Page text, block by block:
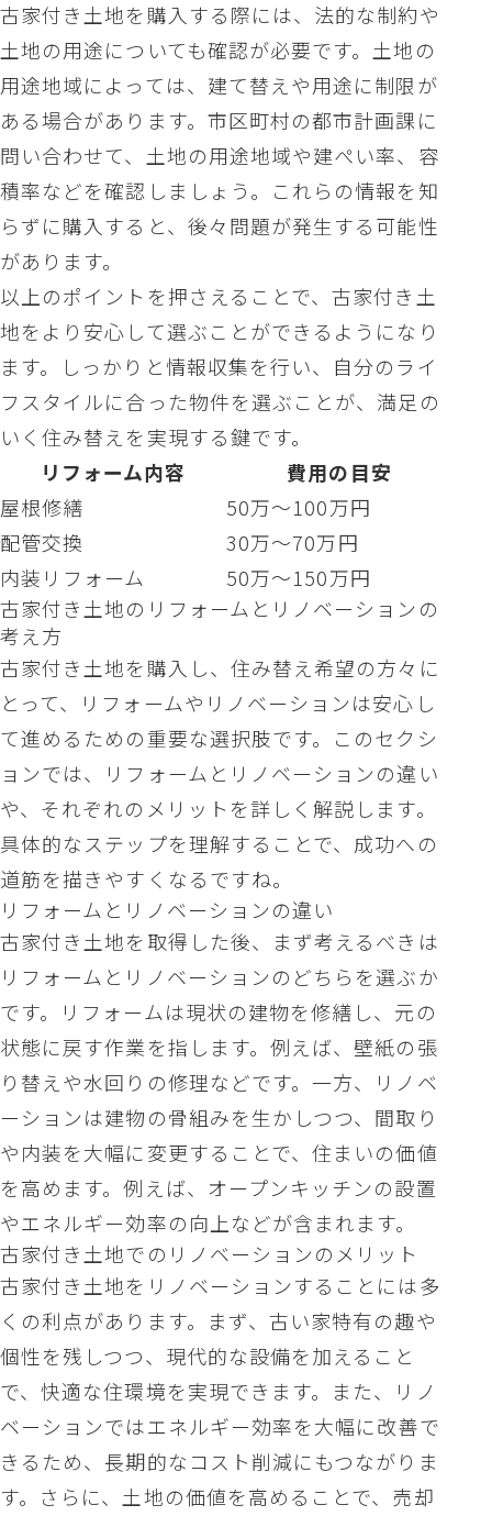
古家付き土地を購入する際には、法的な制約や
土地の用途についても確認が必要です。土地の
用途地域によっては、建て替えや用途に制限が
ある場合があります。市区町村の都市計画課に
問い合わせて、土地の用途地域や建ぺい率、容
積率などを確認しましょう。これらの情報を知
らずに購入すると、後々問題が発生する可能性
があります。
以上のポイントを押さえることで、古家付き土
地をより安心して選ぶことができるようになり
ます。しっかりと情報収集を行い、自分のライ
フスタイルに合った物件を選ぶことが、満足の
いく住み替えを実現する鍵です。
リフォーム内容
費用の目安
屋根修繕
50万〜100万円
配管交換
30万〜70万円
内装リフォーム
50万〜150万円
古家付き土地のリフォームとリノベーションの
考え方
古家付き土地を購入し、住み替え希望の方々に
とって、リフォームやリノベーションは安心し
て進めるための重要な選択肢です。このセクシ
ョンでは、リフォームとリノベーションの違い
や、それぞれのメリットを詳しく解説します。
具体的なステップを理解することで、成功への
道筋を描きやすくなるですね。
リフォームとリノベーションの違い
古家付き土地を取得した後、まず考えるべきは
リフォームとリノベーションのどちらを選ぶか
です。リフォームは現状の建物を修繕し、元の
状態に戻す作業を指します。例えば、壁紙の張
り替えや水回りの修理などです。一方、リノベ
ーションは建物の骨組みを生かしつつ、間取り
や内装を大幅に変更することで、住まいの価値
を高めます。例えば、オープンキッチンの設置
やエネルギー効率の向上などが含まれます。
古家付き土地でのリノベーションのメリット
古家付き土地をリノベーションすることには多
くの利点があります。まず、古い家特有の趣や
個性を残しつつ、現代的な設備を加えること
で、快適な住環境を実現できます。また、リノ
ベーションではエネルギー効率を大幅に改善で
きるため、長期的なコスト削減にもつながりま
す。さらに、土地の価値を高めることで、売却